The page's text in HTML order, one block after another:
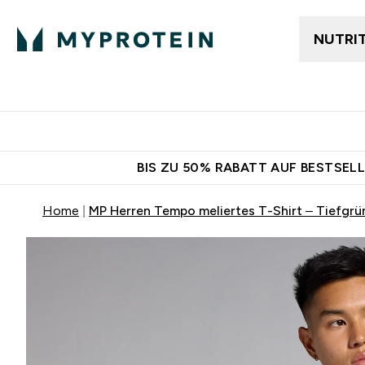
BIS ZU 50% RABATT AUF
Home MP Herren Tempo meliertes T-Shirt –